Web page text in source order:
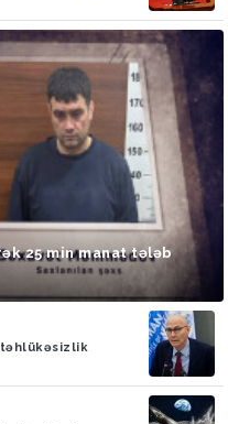
25 min manat tələb
təhlükəsizlik